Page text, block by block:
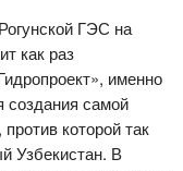
ГЭС на
как раз
именно
создания самой
которой так
Узбекистан. В